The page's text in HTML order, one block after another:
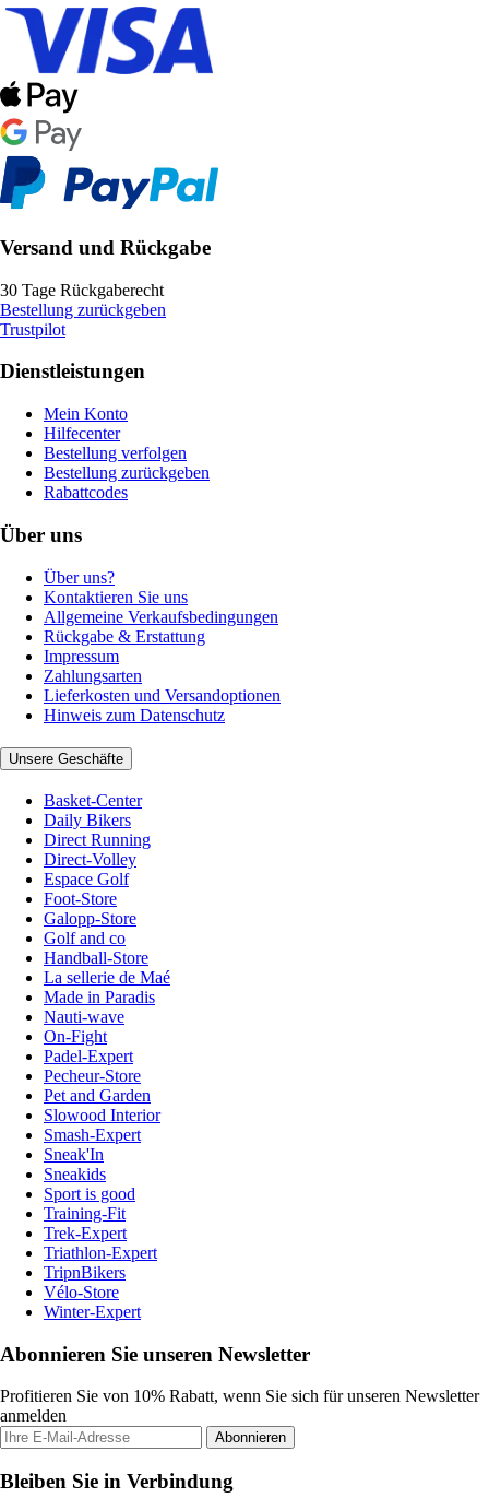
Versand und Rückgabe
30 Tage Rückgaberecht
Bestellung zurückgeben
Trustpilot
Dienstleistungen
Mein Konto
Hilfecenter
Bestellung verfolgen
Bestellung zurückgeben
Rabattcodes
Über uns
Über uns?
Kontaktieren Sie uns
Allgemeine Verkaufsbedingungen
Rückgabe & Erstattung
Impressum
Zahlungsarten
Lieferkosten und Versandoptionen
Hinweis zum Datenschutz
Unsere Geschäfte
Basket-Center
Daily Bikers
Direct Running
Direct-Volley
Espace Golf
Foot-Store
Galopp-Store
Golf and co
Handball-Store
La sellerie de Maé
Made in Paradis
Nauti-wave
On-Fight
Padel-Expert
Pecheur-Store
Pet and Garden
Slowood Interior
Smash-Expert
Sneak'In
Sneakids
Sport is good
Training-Fit
Trek-Expert
Triathlon-Expert
TripnBikers
Vélo-Store
Winter-Expert
Abonnieren Sie unseren Newsletter
Profitieren Sie von 10% Rabatt, wenn Sie sich für unseren Newsletter
anmelden
Abonnieren
Bleiben Sie in Verbindung